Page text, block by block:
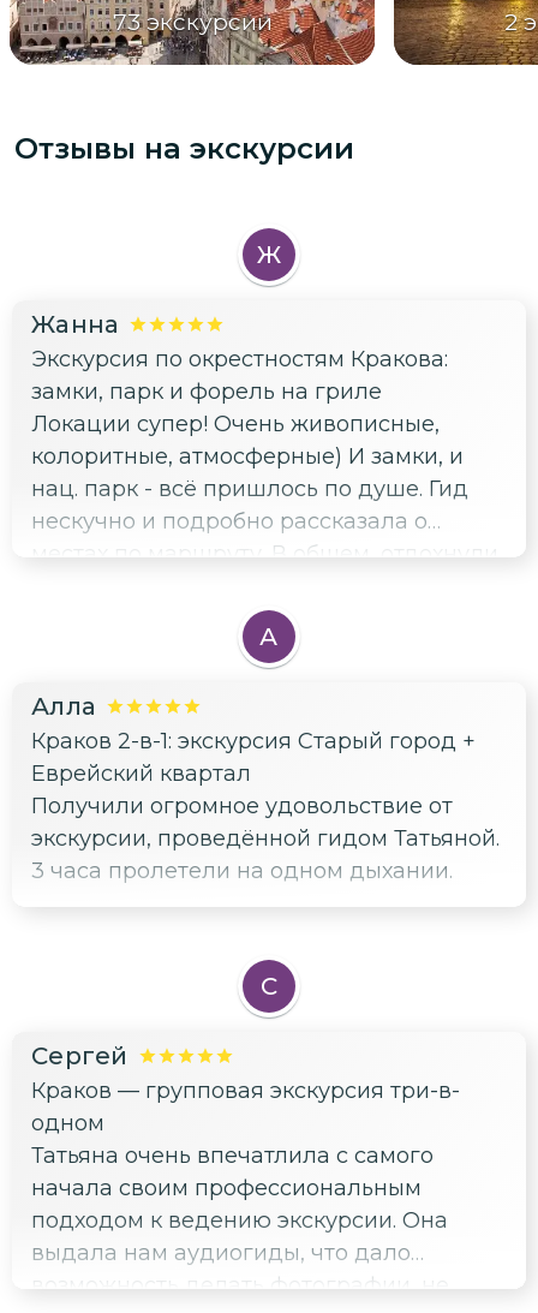
73 экскурсии 2
Отзывы на экскурсии
Ж
Жанна
Экскурсия по окрестностям Кракова:
замки, парк и форель на гриле
Локации супер! Очень живописные,
колоритные, атмосферные) И замки, и
нац. парк - всё пришлось по душе. Гид
нескучно и подробно рассказала о
местах по маршруту. В общем, отдохнули
А
Алла
Краков 2-в-1: экскурсия Старый город +
Еврейский квартал
Получили огромное удовольствие от
экскурсии, проведённой гидом Татьяной.
3 часа пролетели на одном дыхании.
С
Сергей
Краков — групповая экскурсия три-в-
одном
Татьяна очень впечатлила с самого
начала своим профессиональным
подходом к ведению экскурсии. Она
выдала нам аудиогиды, что дало
возможность делать фотографии, не